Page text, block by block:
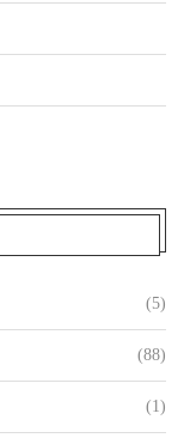
(5)
(88)
(1)